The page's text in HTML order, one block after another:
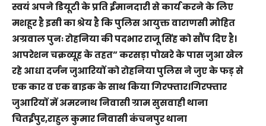
स्वयं अपने डियूटी के प्रति ईमानदारी से कार्य करने के लिए
मशहूर है इसी का श्रेय है कि पुलिस आयुक्त वाराणसी मोहित
अग्रवाल पुनः रोहनिया की पदभार राजू सिंह को सौंप दिए है।
आपरेशन चक्रव्यूह के तहत” करसड़ा पोखरे के पास जुआ खेल
रहे आधा दर्जन जुआरियों को रोहनिया पुलिस ने जुए के फड़ से
एक कार व एक बाइक के साथ किया गिरफ्तार।गिरफ्तार
जुआरियों में अमरनाथ निवासी ग्राम सुसवाही थाना
चितईपुर,राहुल कुमार निवासी कंचनपुर थाना